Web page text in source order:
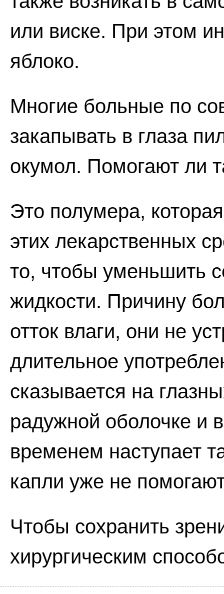
или виске. При этом
яблоко.
Многие больные по
закапывать в глаза
окумол. Помогают ли
Это полумера,
этих лекарственных
то, чтобы уменьшить
жидкости. Причину
отток влаги, они не
длительное
сказывается на
радужной оболочке и
временем наступает
капли уже не
Чтобы сохранить
хирургическим